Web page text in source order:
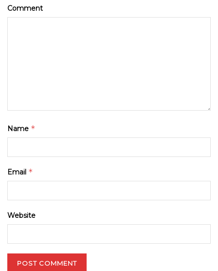
Comment
Name *
Email *
Website